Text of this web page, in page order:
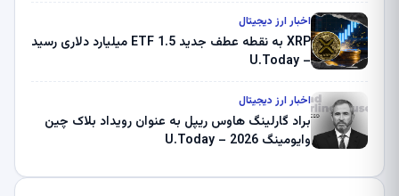
اخبار ارز دیجیتال
XRP به نقطه عطف جدید ETF 1.5 میلیارد دلاری رسید
– U.Today
اخبار ارز دیجیتال
براد گارلینگ هاوس ریپل به عنوان رویداد بلاک چین
وایومینگ 2026 – U.Today